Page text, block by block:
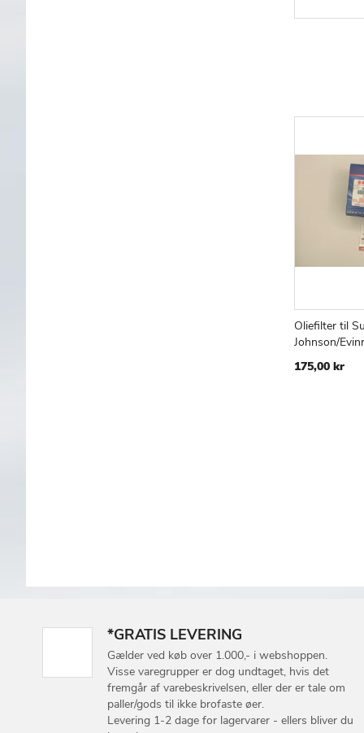
Læg i
Oliefilter til
Johnson/
175,00 kr
*GRATIS LEVERING
Gælder ved køb over 1.000,- i webshoppen.
Visse varegrupper er dog undtaget, hvis det
fremgår af varebeskrivelsen, eller der er tale om
paller/gods til ikke brofaste øer.
Levering 1-2 dage for lagervarer - ellers bliver du